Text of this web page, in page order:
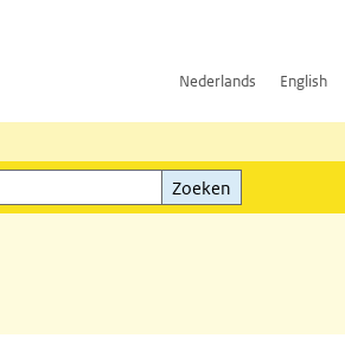
Nederlands English
Zoeken